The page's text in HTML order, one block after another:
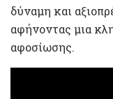
δύναμη και
αφήνοντας μια
αφοσίωσης.